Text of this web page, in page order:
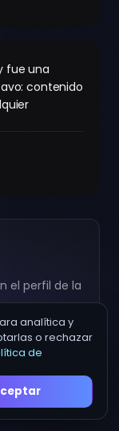
fue una
contenido
el perfil de la
analítica y
o rechazar
de